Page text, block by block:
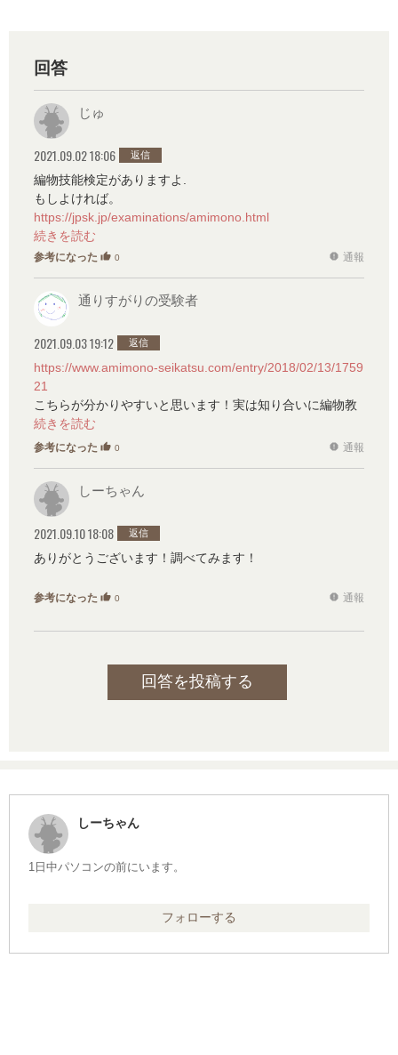
回答
じゅ
2021.09.02 18:06 返信
編物技能検定がありますよ.
もしよければ。
https://jpsk.jp/examinations/amimono.html
参考になった thumb_up 0 report 通報
通りすがりの受験者
2021.09.03 19:12 返信
https://www.amimono-seikatsu.com/entry/2018/02/13/1759
21
こちらが分かりやすいと思います！実は知り合いに編物教
室をしている方がいるのですが、その方も受けていまし
た。
参考になった thumb_up 0 report 通報
しーちゃん
2021.09.10 18:08 返信
ありがとうございます！調べてみます！
参考になった thumb_up 0 report 通報
回答を投稿する
しーちゃん
1日中パソコンの前にいます。
フォローする